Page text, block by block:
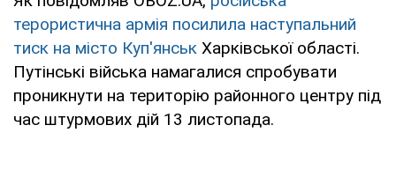
терористична армія посилила наступальний
тиск на місто Куп'янськ Харківської області.
Путінські війська намагалися спробувати
проникнути на територію районного центру під
час штурмових дій 13 листопада.